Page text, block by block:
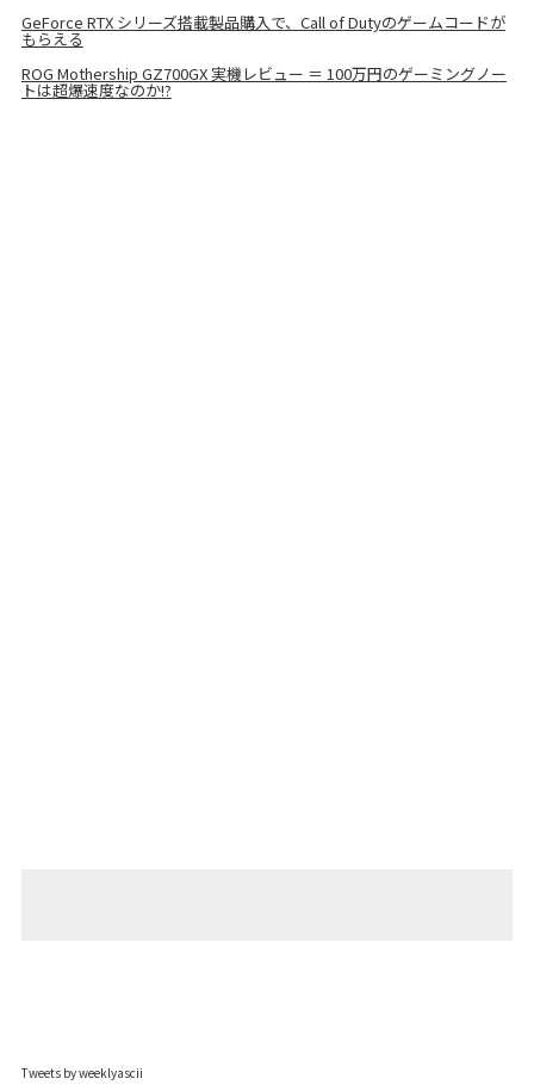
GeForce RTX シリーズ搭載製品購入で、Call of Dutyのゲームコードが
もらえる
ROG Mothership GZ700GX 実機レビュー ＝ 100万円のゲーミングノー
トは超爆速度なのか!?
Tweets by weeklyascii